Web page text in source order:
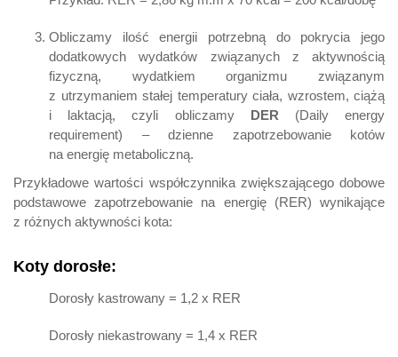
Obliczamy ilość energii potrzebną do pokrycia jego
dodatkowych wydatków związanych z aktywnością
fizyczną, wydatkiem organizmu związanym
z utrzymaniem stałej temperatury ciała, wzrostem, ciążą
i laktacją, czyli obliczamy DER (Daily energy
requirement) – dzienne zapotrzebowanie kotów
na energię metaboliczną.
Przykładowe wartości współczynnika zwiększającego dobowe
podstawowe zapotrzebowanie na energię (RER) wynikające
z różnych aktywności kota:
Koty dorosłe:
Dorosły kastrowany = 1,2 x RER
Dorosły niekastrowany = 1,4 x RER